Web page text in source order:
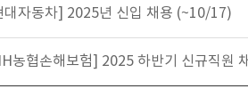
대자동차] 2025년 신입 채용 (~10/17)
농협손해보험] 2025 하반기 신규직원